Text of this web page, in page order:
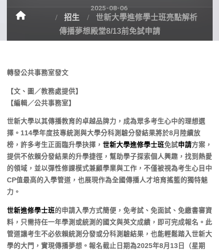
2025-08-06
招生
世新大學進修學士班亮點解析
傳播夢想殿堂8/13前免試申請
轉發公共事務室發文
【文、圖／教務處提供】
【編輯／公共事務室】
世新大學以其傳播教育的卓越品牌力，成為眾多考生心中的理想選
擇。114學年度技專統測與大學分科測驗分發結果將於8月陸續放
榜，許多考生正面臨升學抉擇， 世新大學進修學士班免試申請方案，
提供不依賴分發結果的升學捷徑，幫助學子探索個人興趣，找到熱愛
的領域，並以彈性修課模式兼顧學業與工作，不僅被視為考生心目中
CP值最高的入學管道，也展現作為全國傳播人才培育搖籃的獨特魅
力。
世新進修學士班的申請入學方式簡便，免考試、免面試、免繳書審資
料，只需持任一年學測或統測的國文與英文成績，即可完成報名。此
管道讓考生不必依賴統測分發或分科測驗結果，也能輕鬆踏入世新大
學的大門，實現傳播夢想。報名截止日期為2025年8月13日（星期